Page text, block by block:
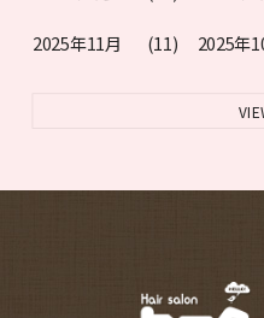
2025年11月 (11) 2025年